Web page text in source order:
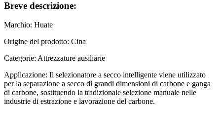
Breve descrizione:
Marchio: Huate
Origine del prodotto: Cina
Categorie: Attrezzature ausiliarie
Applicazione: Il selezionatore a secco intelligente viene utilizzato
per la separazione a secco di grandi dimensioni di carbone e ganga
di carbone, sostituendo la tradizionale selezione manuale nelle
industrie di estrazione e lavorazione del carbone.